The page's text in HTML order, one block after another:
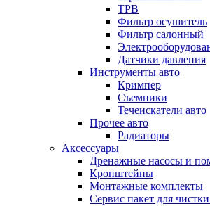
ТРВ
Фильтр осушитель
Фильтр салонный
Датчики давления
Инструменты авто
Кримпер
Съемники
Течеискатели авто
Прочее авто
Радиаторы
Аксессуары
Дренажные насосы и
Кронштейны
Монтажные комплекты
Сервис пакет для